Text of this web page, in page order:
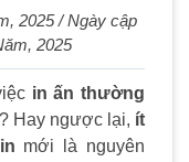
2025/ Ngày cập
2025
in ấn thường
Hay ngược lại, ít
mới là nguyên